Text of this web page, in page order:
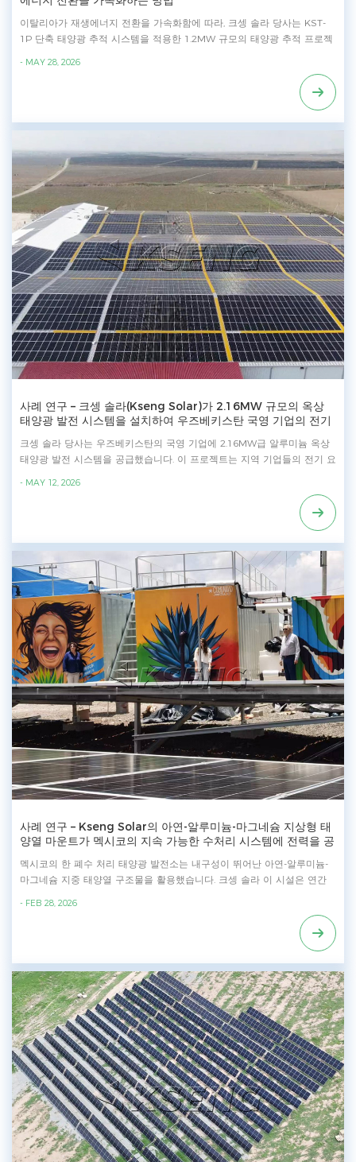
이탈리아가 재생에너지 전환을 가속화함에 따라, 크셍 솔라 당사는 KST-
1P 단축 태양광 추적 시스템을 적용한 1.2MW 규모의 태양광 추적 프로젝
광 추적 솔루션입니다. KST 1P 태양광 추적기는 스마트트랙 제어 시스템
과 실시간 기상 감지 기능을 갖추고 있어 모듈 각도를 동적으로 조정하여
킵니다. 이탈리아 시장 진출 이후, 크셍 솔라 다수의 태양광 추적 장치 및
고정식 마운팅 프로젝트를 성공적으로 완료했습니다. 풍부한 프로젝트 경
험, 현지화된 서비스 역량, 고품질 태양광 거치대 솔루션을 바탕으로, 크셍
솔라 이탈리아 및 더 넓은 유럽 시장에서 재생 에너지 프로젝트를 위한 신
뢰할 수 있는 파트너로서의 입지를 지속적으로 강화하고 있습니다. **프로
젝트 정보** - 시스템 규모: 1.2MW - 설계 풍속: 27m/s - 설계 적설 하중:
1.5kN/m² - 설계 기준: 유로코드 1991-4 - 현장 온도: -5℃－ 40 ℃ - 기초:
말뚝 뭉침 재질: 아연-알루미늄-마그네슘 코팅 강판 및 용융 아연 도금 탄소
강 - 최소 지상고: 800mm - 모듈 방향: 1P 세로형 - 행당 PV 모듈 수량: 18
개 - 제어 장치 전원 공급 방식: 자체 전원 공급 특수 기능 크셍 솔라 KST-
1P 태양 추적기 • 뛰어난 지형 적응력 - 최대 20%의 남북 경사를 포함한 다
양한 지형에 적합합니다. • 최대 전력 생산 - AI 알고리즘으로 에너지 출력
을 최적화합니다 • 간소화된 운영 및 유지보수 - 손쉬운 설치와 효율적인
유지보수를 가능하게 합니다. • 폭넓은 모듈 호환성 - 210mm 태양광 모듈
과 완벽하게 호환됩니다. 제품에 대한 자세한 정보는 다음 링크에서 확인하
- MAY 28, 2026
사례 연구 – 크셍 솔라(Kseng Solar)가 2.16MW 규모의 옥상
태양광 발전 시스템을 설치하여 우즈베키스탄 국영 기업의 전기
크셍 솔라 당사는 우즈베키스탄의 국영 기업에 2.16MW급 알루미늄 옥상
태양광 발전 시스템을 공급했습니다. 이 프로젝트는 지역 기업들의 전기 요
위치: 우즈베키스탄 - 시스템 규모: 2.16MW - 사용된 제품: 금속판 미니 레
일 재질: 알루미늄 합금 - 설계 풍속: 35m/s - 적설량: 15cm - 설계 기준: 미
금속 지붕 태양광 솔루션의 특징 • 다양한 금속 지붕 유형과 호환되는 다용
도 지붕 클램프 • 경량 시스템 – 빠르고 간편한 설치 가능 • 최소한의 부품
사용 – 재료비 절감 및 비용 효율성 향상 • 다양한 옵션 제공 – 프로젝트별
요구사항에 맞춰 레일 방식과 레일 미사용 방식 모두 이용 가능 제품에 대
한 자세한 정보는 다음 링크에서 확인하세요:
https://www.xmkseng.com/commercial-solar-tin-roof-mounting-
system_p228.html
- MAY 12, 2026
사례 연구 – Kseng Solar의 아연-알루미늄-마그네슘 지상형 태
양열 마운트가 멕시코의 지속 가능한 수처리 시스템에 전력을 공
멕시코의 한 폐수 처리 태양광 발전소는 내구성이 뛰어난 아연-알루미늄-
마그네슘 지중 태양열 구조물을 활용했습니다. 크셍 솔라 이 시설은 연간
이 시스템은 탁월한 내식성을 제공하여 가혹한 환경 조건에서도 장기간 구
조적 안정성을 보장합니다. **프로젝트 정보** - 위치: 멕시코 - 시스템 규모:
질: 아연-알루미늄-마그네슘 코팅강 모듈 크기: 2278x1134x30mm - 단위
배열: 2X27(54개) 특수 기능 크셍 솔라 's의 Zn-Al-Mg 지상 태양열 솔루션
- 가장 경제적인 지상 설치 시스템 - 경제적인 탄소강으로 제작되었습니다.
- 모든 토양 유형에 적합하며, 평탄하거나 고르지 않은 경사면에도 설치 가
능합니다. 모듈식 설계로 간편하고 쉬운 설치가 가능합니다. 제품에 대한
자세한 정보는 다음 링크에서 확인하세요: https://www.xmkseng.com/zn-
al-mg-coated-steel-ground-mount-solar-racking-systems-with-high-
durability_p264.html
- FEB 28, 2026